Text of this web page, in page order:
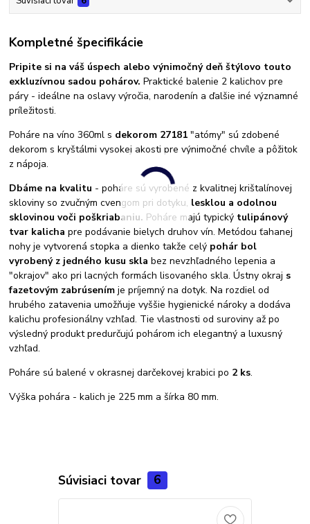
Kompletné špecifikácie
Pripite si na váš úspech alebo výnimočný deň štýlovo touto
exkluzívnou sadou pohárov. Praktické balenie 2 kalichov pre
páry - ideálne na oslavy výročia, narodenín a ďalšie iné významné
príležitosti.
Poháre na víno 360ml s dekorom 27181 "atómy" sú zdobené
dekorom s kryštálmi vysokej akosti pre výnimočné chvíle a pôžitok
z nápoja.
Dbáme na kvalitu - poháre sú vyrobené z kvalitnej krištalínovej
skloviny so zvučným cvengom pri dotyku, lesklou a odolnou
sklovinou voči poškriabaniu. Poháre majú typický tulipánový
tvar kalicha pre podávanie bielych druhov vín. Metódou ťahanej
nohy je vytvorená stopka a dienko takže celý pohár bol
vyrobený z jedného kusu sklabez nevzhľadného lepenia a
"okrajov" ako pri lacných formách lisovaného skla. Ústny okraj s
fazetovým zabrúsením je príjemný na dotyk. Na rozdiel od
hrubého zatavenia umožňuje vyššie hygienické nároky a dodáva
kalichu profesionálny vzhľad. Tie vlastnosti od suroviny až po
výsledný produkt predurčujú pohárom ich elegantný a luxusný
vzhľad.
Poháre sú balené v okrasnej darčekovej krabici po 2 ks.
Výška pohára - kalich je 225 mm a šírka 80 mm.
Súvisiaci tovar 6